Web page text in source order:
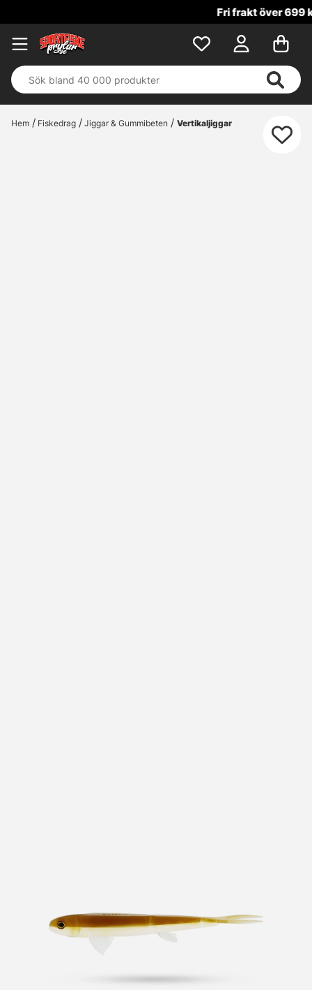
Fri frakt över 699 kr!
Hem Fiskedrag Jiggar & Gummibeten Vertikaljiggar